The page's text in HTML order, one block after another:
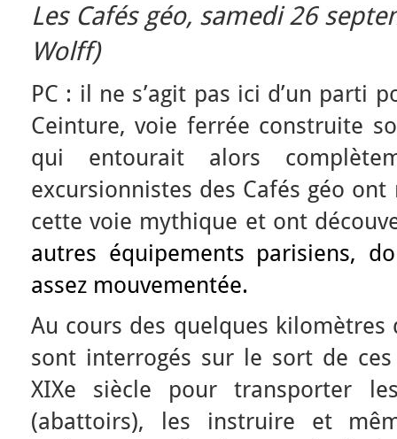
Les Cafés géo, samedi 26
Wolff)
PC : il ne s’agit pas ici d’un parti
Ceinture, voie ferrée construite
qui entourait alors
excursionnistes des Cafés géo
cette voie mythique et ont
autres équipements parisiens,
assez mouvementée.
Au cours des quelques kilomètres
sont interrogés sur le sort de
XIXe siècle pour transporter
(abattoirs), les instruire et